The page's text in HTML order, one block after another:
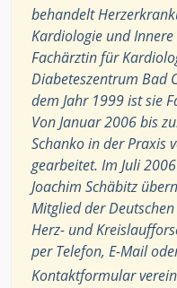
behandelt
Kardiologie und
Fachärztin für
Diabeteszentrum Bad
dem Jahr 1999 ist sie
Von Januar 2006 bis
Schanko in der Praxis
gearbeitet. Im Juli
Joachim Schäbitz
Mitglied der
Herz- und
per Telefon, E-Mail
Kontaktformular